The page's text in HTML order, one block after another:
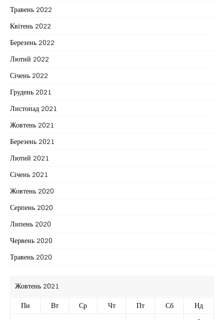
Травень 2022
Квітень 2022
Березень 2022
Лютий 2022
Січень 2022
Грудень 2021
Листопад 2021
Жовтень 2021
Березень 2021
Лютий 2021
Січень 2021
Жовтень 2020
Серпень 2020
Липень 2020
Червень 2020
Травень 2020
Жовтень 2021
Пн
Вт Ср Чт Пт Сб
Нд